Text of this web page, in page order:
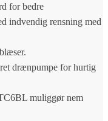
for bedre
indvendig rensning med
drænpumpe for hurtig
muliggør nem